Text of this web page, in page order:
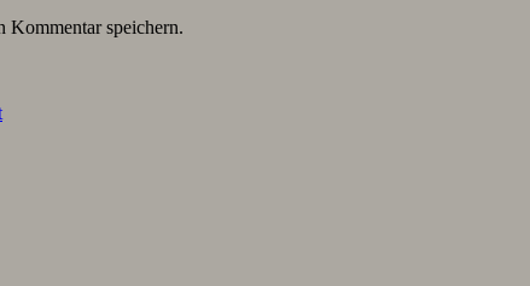
Kommentar speichern.